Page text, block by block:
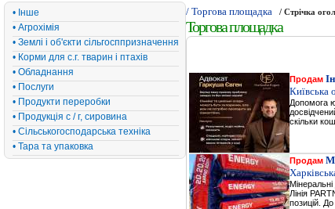
• Інше
• Агрохімія
• Землі і об'єкти сільгосппризначення
• Корми для с.г. тварин і птахів
• Обладнання
• Послуги
• Продукти переробки
• Продукція с / г, сировина
• Сільськогосподарська техніка
• Тара та упаковка
/ Торгова площадка / Стрічка
Торгова площадка
Продам
Київська
Допомога
скільки
Продам
Лінія
позицій.